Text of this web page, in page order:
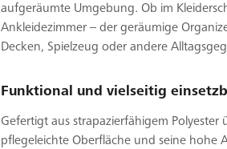
aufgeräumte Umgebung. Ob im
Ankleidezimmer – der geräumige
Decken, Spielzeug oder andere
Funktional und vielseitig
Gefertigt aus strapazierfähigem
pflegeleichte Oberfläche und seine hohe